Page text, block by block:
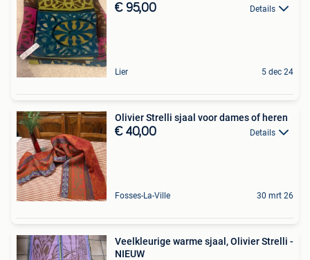
€ 95,00 Details
Lier 5 dec 24
Olivier Strelli sjaal voor dames of heren
€ 40,00 Details
Fosses-La-Ville 30 mrt 26
Veelkleurige warme sjaal, Olivier Strelli -
NIEUW